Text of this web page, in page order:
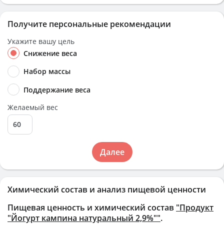
Химический состав и анализ пищевой ценности
Пищевая ценность и химический состав "Продукт
"Йогурт кампина натуральный 2,9%"".
Получите персональные рекомендации
Укажите вашу цель
Снижение веса
Набор массы
Поддержание веса
Желаемый вес
Далее